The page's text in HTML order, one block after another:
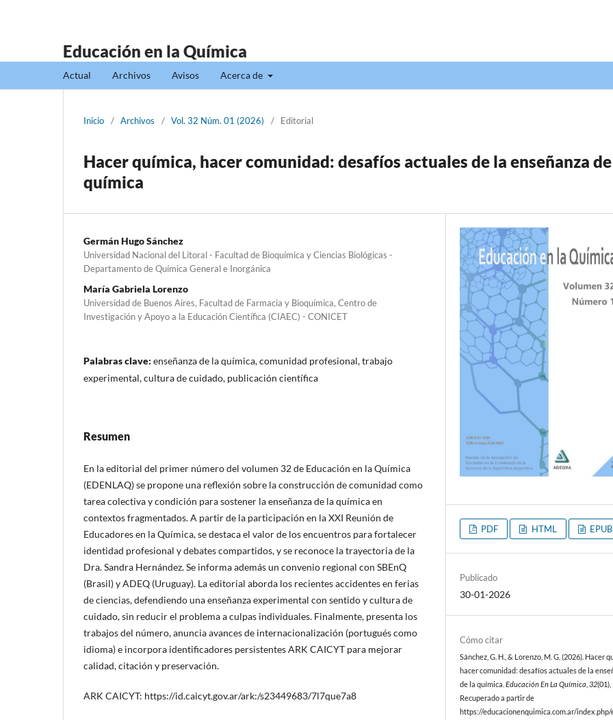
Educación en la Química
Actual Archivos Avisos Acerca de
Inicio / Archivos / Vol. 32 Núm. 01 (2026) / Editorial
Hacer química, hacer comunidad: desafíos actuales de la enseñanza
química
Germán Hugo Sánchez
Universidad Nacional del Litoral - Facultad de Bioquímica y Ciencias Biológicas -
Departamento de Química General e Inorgánica
María Gabriela Lorenzo
Universidad de Buenos Aires, Facultad de Farmacia y Bioquímica, Centro de
Investigación y Apoyo a la Educación Científica (CIAEC) - CONICET
Palabras clave: enseñanza de la química, comunidad profesional, trabajo
experimental, cultura de cuidado, publicación científica
Resumen
En la editorial del primer número del volumen 32 de Educación en la Química
(EDENLAQ) se propone una reflexión sobre la construcción de comunidad como
tarea colectiva y condición para sostener la enseñanza de la química en
contextos fragmentados. A partir de la participación en la XXI Reunión de
Educadores en la Química, se destaca el valor de los encuentros para fortalecer
identidad profesional y debates compartidos, y se reconoce la trayectoria de la
Dra. Sandra Hernández. Se informa además un convenio regional con SBEnQ
(Brasil) y ADEQ (Uruguay). La editorial aborda los recientes accidentes en ferias
de ciencias, defendiendo una enseñanza experimental con sentido y cultura de
cuidado, sin reducir el problema a culpas individuales. Finalmente, presenta los
trabajos del número, anuncia avances de internacionalización (portugués como
idioma) e incorpora identificadores persistentes ARK CAICYT para mejorar
calidad, citación y preservación.
ARK CAICYT: https://id.caicyt.gov.ar/ark:/s23449683/7l7que7a8
PDF HTML EPUB
Publicado
30-01-2026
Cómo citar
Sánchez, G. H., & Lorenzo, M. G. (2026). Hacer
hacer comunidad: desafíos actuales de la
de la química.Educación En La Química ,32(01),
Recuperado a partir de
https://educacionenquimica.com.ar/index.php/